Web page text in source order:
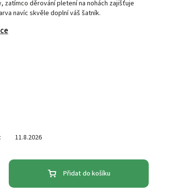
zatímco děrování pletení na nohách zajišťuje
navíc skvěle doplní váš šatník.
11.8.2026
Přidat do košíku